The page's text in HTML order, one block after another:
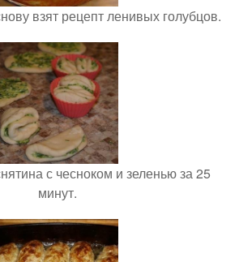
взят рецепт ленивых голубцов.
с чесноком и зеленью за 25
минут.